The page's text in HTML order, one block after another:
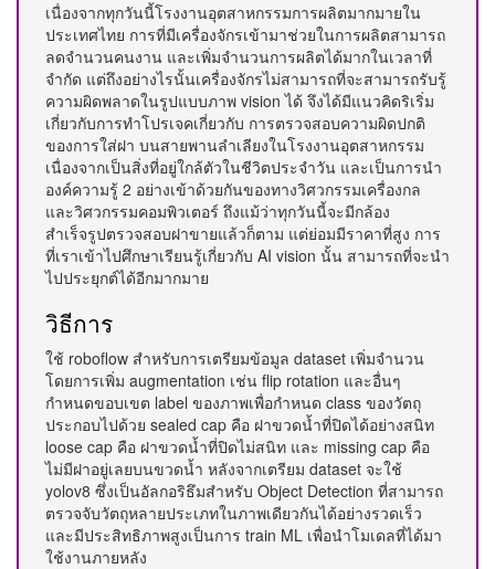
เนื่องจากทุกวันนี้โรงงานอุตสาหกรรมการผลิตมากมายใน
ประเทศไทย การที่มีเครื่องจักรเข้ามาช่วยในการผลิตสามารถ
ลดจำนวนคนงาน และเพิ่มจำนวนการผลิตได้มากในเวลาที่
จำกัด แต่ถึงอย่างไรนั้นเครื่องจักรไม่สามารถที่จะสามารถรับรู้
ความผิดพลาดในรูปแบบภาพ vision ได้ จึงได้มีแนวคิดริเริ่ม
เกี่ยวกับการทำโปรเจคเกี่ยวกับ การตรวจสอบความผิดปกติ
ของการใส่ฝา บนสายพานลำเลียงในโรงงานอุตสาหกรรม
เนื่องจากเป็นสิ่งที่อยู่ใกล้ตัวในชีวิตประจำวัน และเป็นการนำ
องค์ความรู้ 2 อย่างเข้าด้วยกันของทางวิศวกรรมเครื่องกล
และวิศวกรรมคอมพิวเตอร์ ถึงแม้ว่าทุกวันนี้จะมีกล้อง
สำเร็จรูปตรวจสอบฝาขายแล้วก็ตาม แต่ย่อมมีราคาที่สูง การ
ที่เราเข้าไปศึกษาเรียนรู้เกี่ยวกับ AI vision นั้น สามารถที่จะนำ
ไปประยุกต์ได้อีกมากมาย
วิธีการ
ใช้ roboflow สำหรับการเตรียมข้อมูล dataset เพิ่มจำนวน
โดยการเพิ่ม augmentation เช่น flip rotation และอื่นๆ
กำหนดขอบเขต label ของภาพเพื่อกำหนด class ของวัตถุ
ประกอบไปด้วย sealed cap คือ ฝาขวดน้ำที่ปิดได้อย่างสนิท
loose cap คือ ฝาขวดน้ำที่ปิดไม่สนิท และ missing cap คือ
ไม่มีฝาอยู่เลยบนขวดน้ำ หลังจากเตรียม dataset จะใช้
yolov8 ซึ่งเป็นอัลกอริธึมสำหรับ Object Detection ที่สามารถ
ตรวจจับวัตถุหลายประเภทในภาพเดียวกันได้อย่างรวดเร็ว
และมีประสิทธิภาพสูงเป็นการ train ML เพื่อนำโมเดลที่ได้มา
ใช้งานภายหลัง